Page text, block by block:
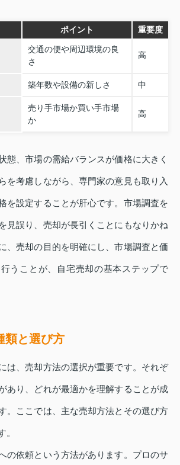
ポイント 重要度
交通の便や周辺環境の良
さ
高
築年数や設備の新しさ 中
売り手市場か買い手市場
か
高
態、市場の需給バランスが価格に大きく
を考慮しながら、専門家の意見も取り入
を設定することが肝心です。市場調査を
見誤り、売却が長引くことにもなりかね
、売却の目的を明確にし、市場調査と価
うことが、自宅売却の基本ステップで
類と選び方
は、売却方法の選択が重要です。それぞ
あり、どれが最適かを理解することが成
。ここでは、主な売却方法とその選び方
。
の依頼という方法があります。プロのサ